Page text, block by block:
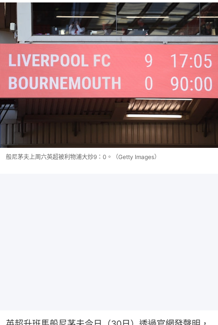
般尼茅夫上周六英超被利物浦大炒9：0。（Getty Images）